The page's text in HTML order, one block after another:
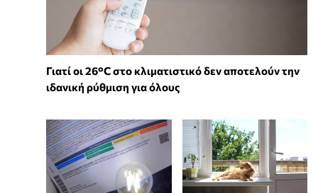
Γιατί οι 26°C στο κλιματιστικό δεν αποτελούν την
ιδανική ρύθμιση για όλους